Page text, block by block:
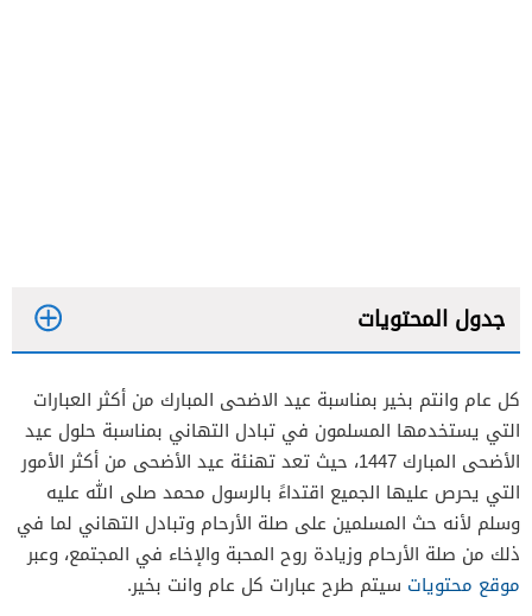
جدول المحتويات
كل عام وانتم بخير بمناسبة عيد الاضحى المبارك من أكثر العبارات
التي يستخدمها المسلمون في تبادل التهاني بمناسبة حلول عيد
الأضحى المبارك 1447، حيث تعد تهنئة عيد الأضحى من أكثر الأمور
التي يحرص عليها الجميع اقتداءً بالرسول محمد صلى الله عليه
وسلم لأنه حث المسلمين على صلة الأرحام وتبادل التهاني لما في
ذلك من صلة الأرحام وزيادة روح المحبة والإخاء في المجتمع، وعبر
موقع محتويات سيتم طرح عبارات كل عام وانت بخير.